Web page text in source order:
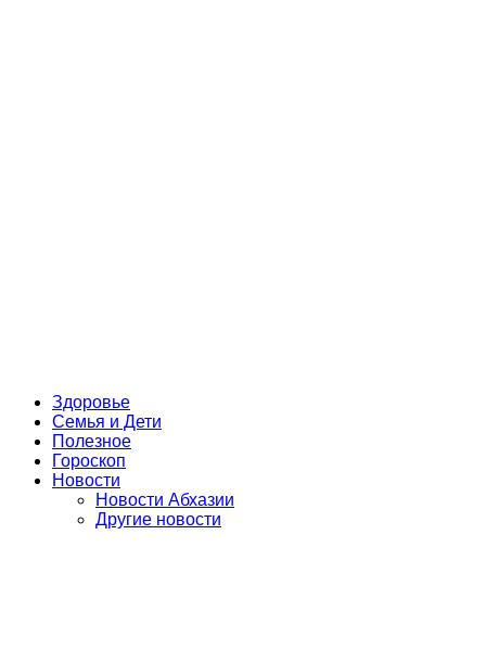
Здоровье
Семья и Дети
Полезное
Гороскоп
Новости
Новости Абхазии
Другие новости